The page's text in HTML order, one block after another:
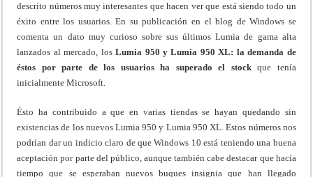
descrito números muy interesantes que hacen ver que está siendo todo un
éxito entre los usuarios. En su publicación en el blog de Windows se
comenta un dato muy curioso sobre sus últimos Lumia de gama alta
lanzados al mercado, losLumia 950 y Lumia 950 XL: la demanda de
éstos por parte de los usuarios ha superado el stockque tenía
inicialmente Microsoft.
Ésto ha contribuido a que en varias tiendas se hayan quedando sin
existencias de los nuevos Lumia 950 y Lumia 950 XL. Estos números nos
podrían dar un indicio claro de que Windows 10 está teniendo una buena
aceptación por parte del público, aunque también cabe destacar que hacía
tiempo que se esperaban nuevos buques insignia que han llegado